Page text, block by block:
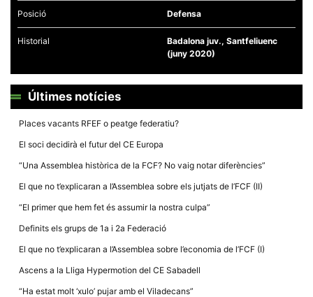
Posició Defensa
Historial
Badalona juv., Santfeliuenc
(juny 2020)
Últimes notícies
Places vacants RFEF o peatge federatiu?
El soci decidirà el futur del CE Europa
“Una Assemblea històrica de la FCF? No vaig notar diferències”
El que no t’explicaran a l’Assemblea sobre els jutjats de l’FCF (II)
“El primer que hem fet és assumir la nostra culpa”
Definits els grups de 1a i 2a Federació
El que no t’explicaran a l’Assemblea sobre l’economia de l’FCF (I)
Ascens a la Lliga Hypermotion del CE Sabadell
“Ha estat molt ‘xulo’ pujar amb el Viladecans”
Necessàries
cookies no
funcionament
web.
Recopilem
estadístiques
anònima d'ús